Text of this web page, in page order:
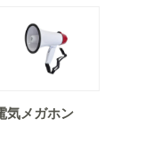
気メガホン